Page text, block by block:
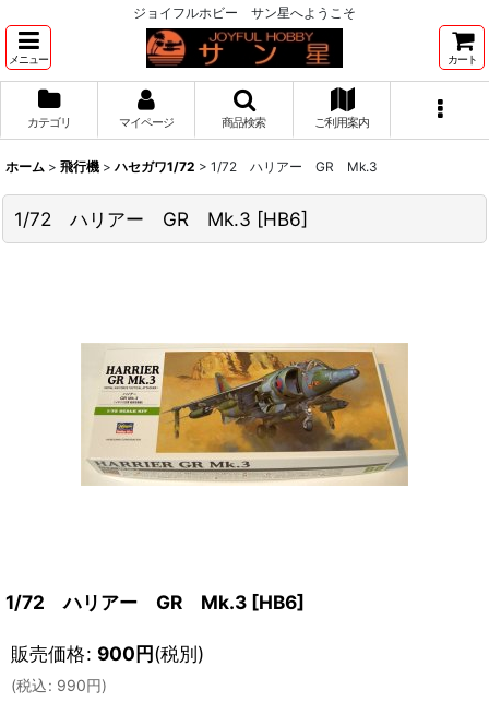
ジョイフルホビー サン星へようこそ
メニュー カート
カテゴリ マイページ 商品検索 ご利用案内
ホーム > 飛行機 > ハセガワ1/72 > 1/72 ハリアー GR Mk.3
1/72 ハリアー GR Mk.3 [HB6]
1/72 ハリアー GR Mk.3 [HB6]
販売価格: 900円(税別)
(税込: 990円)